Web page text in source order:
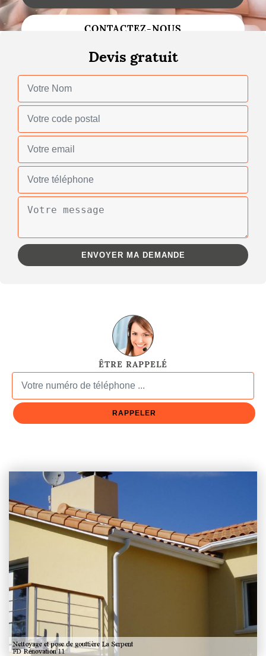
Changement de toiture
Gouttières
Réparation de toiture
CONTACTEZ-NOUS
Devis gratuit
ÊTRE RAPPELÉ